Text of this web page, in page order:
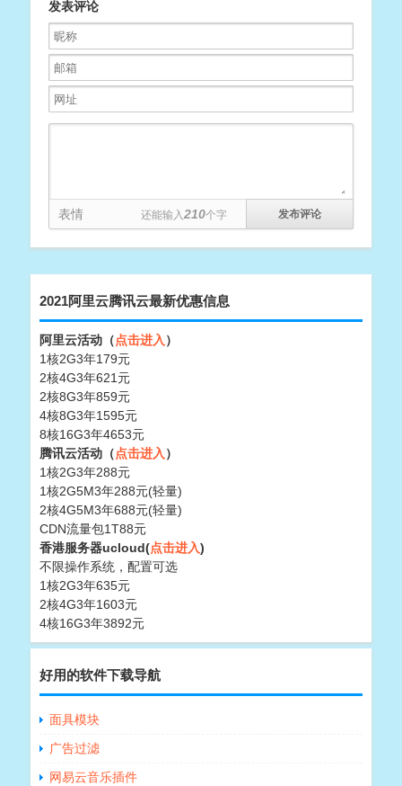
发表评论
表情 还能输入210个字
2021阿里云腾讯云最新优惠信息
阿里云活动（点击进入）
1核2G3年179元
2核4G3年621元
2核8G3年859元
4核8G3年1595元
8核16G3年4653元
腾讯云活动（点击进入）
1核2G3年288元
1核2G5M3年288元(轻量)
2核4G5M3年688元(轻量)
CDN流量包1T88元
香港服务器ucloud(点击进入)
不限操作系统，配置可选
1核2G3年635元
2核4G3年1603元
4核16G3年3892元
好用的软件下载导航
面具模块
广告过滤
网易云音乐插件